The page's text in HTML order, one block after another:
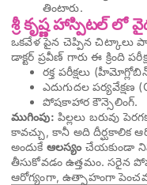
తింటారు.
శ్రీ కృష్ణ హాస్పిటల్ లో
ఒకవేళ పైన చెప్పిన
డాక్టర్ ప్రవీణ్ గారు ఈ క్రింది
రక్త పరీక్షలు
ఎదుగుదల పర్యవేక్షణ
పోషకాహార కౌన్సెలింగ్.
ముగింపు: పిల్లలు బరువు
కావచ్చు, కానీ అది దీర్ఘకాలిక
అందుకే ఆలస్యంచేయకుండా
తీసుకోవడం ఉత్తమం. సరైన
ఆరోగ్యంగా, ఉత్సాహంగా